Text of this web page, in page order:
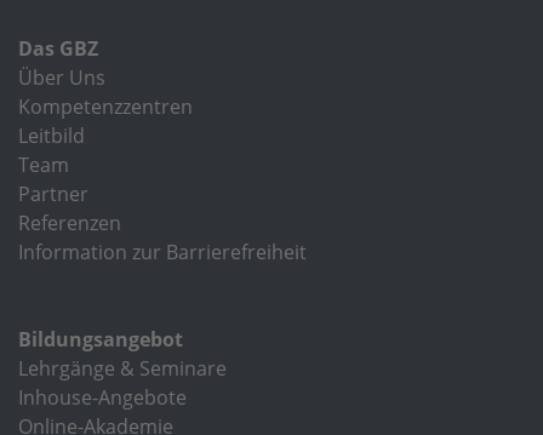
Das GBZ
Über Uns
Kompetenzzentren
Leitbild
Team
Partner
Referenzen
Information zur Barrierefreiheit
Bildungsangebot
Lehrgänge & Seminare
Inhouse-Angebote
Online-Akademie